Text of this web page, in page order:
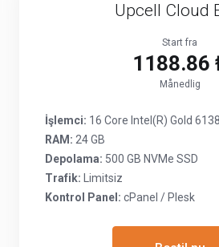
Upcell Cloud
Start fra
1188.86
Månedlig
İşlemci: 16 Core Intel(R) Gold 6138
RAM: 24 GB
Depolama: 500 GB NVMe SSD
Trafik: Limitsiz
Kontrol Panel: cPanel / Plesk